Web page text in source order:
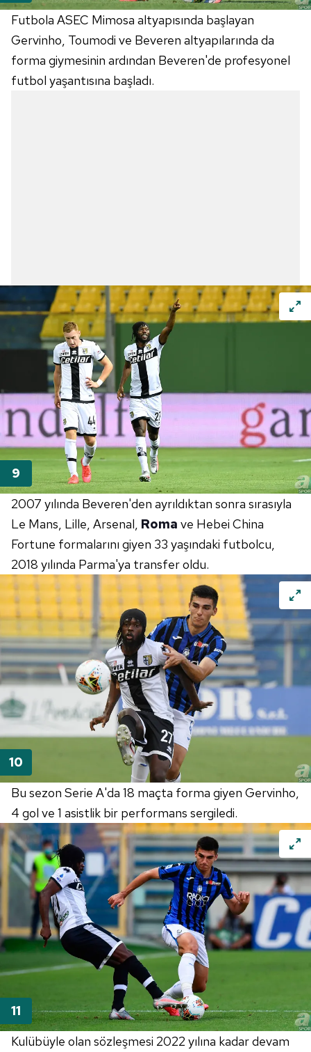
Futbola ASEC Mimosa altyapısında başlayan
Gervinho, Toumodi ve Beveren altyapılarında da
forma giymesinin ardından Beveren'de profesyonel
futbol yaşantısına başladı.
2007 yılında Beveren'den ayrıldıktan sonra sırasıyla
Le Mans, Lille, Arsenal, Roma ve Hebei China
Fortune formalarını giyen 33 yaşındaki futbolcu,
2018 yılında Parma'ya transfer oldu.
Bu sezon Serie A'da 18 maçta forma giyen Gervinho,
4 gol ve 1 asistlik bir performans sergiledi.
Kulübüyle olan sözleşmesi 2022 yılına kadar devam